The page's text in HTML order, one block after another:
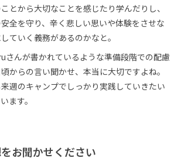
とから大切なことを感じたり学んだりし、
全を守り、辛く悲しい思いや体験をさせな
ていく義務があるのかなと。
さんが書かれているような準備段階での配慮
からの言い聞かせ、本当に大切ですよね。
週のキャンプでしっかり実践していきたい
ます。
お聞かせください